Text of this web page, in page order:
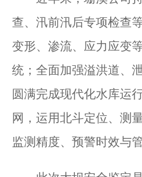
查、汛前汛后专项检查
变形、渗流、应力应变
统；全面加强溢洪道、
圆满完成现代化水库运
网，运用北斗定位、测
监测精度、预警时效与